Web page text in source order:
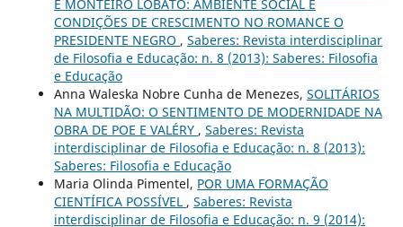
E MONTEIRO LOBATO: AMBIENTE SOCIAL E
CONDIÇÕES DE CRESCIMENTO NO ROMANCE O
PRESIDENTE NEGRO , Saberes: Revista interdisciplinar
de Filosofia e Educação: n. 8 (2013): Saberes: Filosofia
e Educação
Anna Waleska Nobre Cunha de Menezes, SOLITÁRIOS
NA MULTIDÃO: O SENTIMENTO DE MODERNIDADE NA
OBRA DE POE E VALÉRY , Saberes: Revista
interdisciplinar de Filosofia e Educação: n. 8 (2013):
Saberes: Filosofia e Educação
Maria Olinda Pimentel, POR UMA FORMAÇÃO
CIENTÍFICA POSSÍVEL , Saberes: Revista
interdisciplinar de Filosofia e Educação: n. 9 (2014):